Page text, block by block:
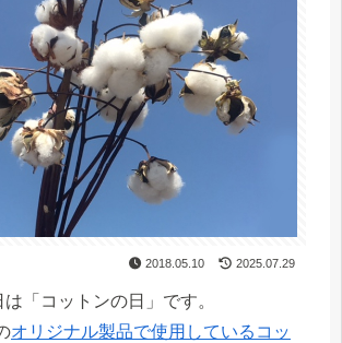
2018.05.10 2025.07.29
「コットンの日」です。
オリジナル製品で使用しているコッ